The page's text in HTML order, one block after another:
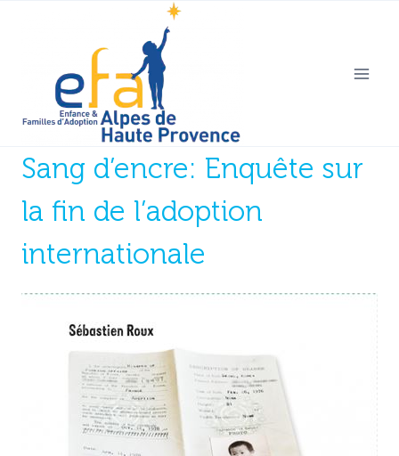
contenu
Sang d’encre: Enquête sur
la fin de l’adoption
internationale